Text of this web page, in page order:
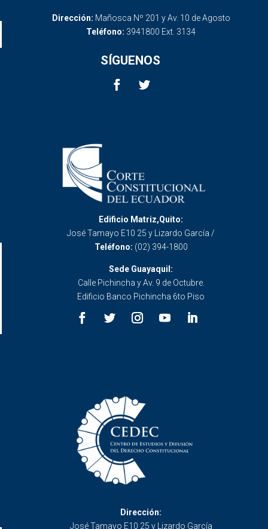
Dirección: Mañosca Nº 201 y Av. 10 de Agosto
Teléfono: 3941800 Ext. 3134
SÍGUENOS
Edificio Matriz,Quito:
José Tamayo E10 25 y Lizardo García /
Teléfono: (02) 394-1800
Sede Guayaquil:
Calle Pichincha y Av. 9 de Octubre.
Edificio Banco Pichincha 6to Piso
Dirección:
José Tamayo E10 25 y Lizardo García